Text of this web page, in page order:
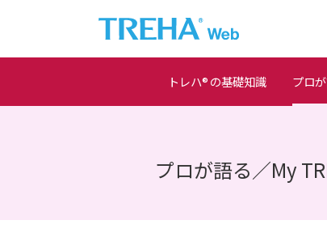
トレハ® の基礎知識 プロ
プロが語る／My